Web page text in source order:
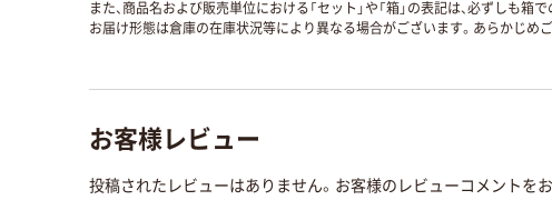
また、商品名および販売単位における「セット」や「箱」の表記は、必ずしも箱
お届け形態は倉庫の在庫状況等により異なる場合がございます。あらかじめご
お客様レビュー
投稿されたレビューはありません。お客様のレビューコメントを